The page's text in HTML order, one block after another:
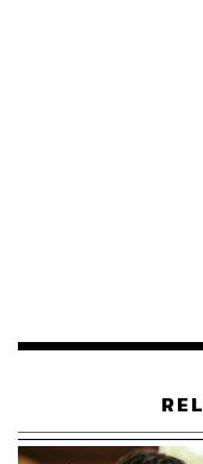
กฟผ. อย่างเป็นทางกา
CHINA
โครงการดังกล่าวนี้ต่